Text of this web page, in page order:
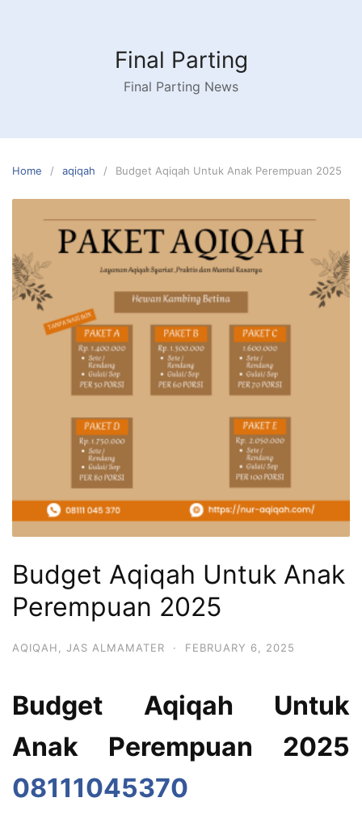
Final Parting
Final Parting News
Home aqiqah Budget Aqiqah Untuk Anak Perempuan 2025
Budget Aqiqah Untuk Anak
Perempuan 2025
AQIQAH JAS ALMAMATER · FEBRUARY 6, 2025
Budget Aqiqah Untuk
Anak Perempuan 2025
08111045370